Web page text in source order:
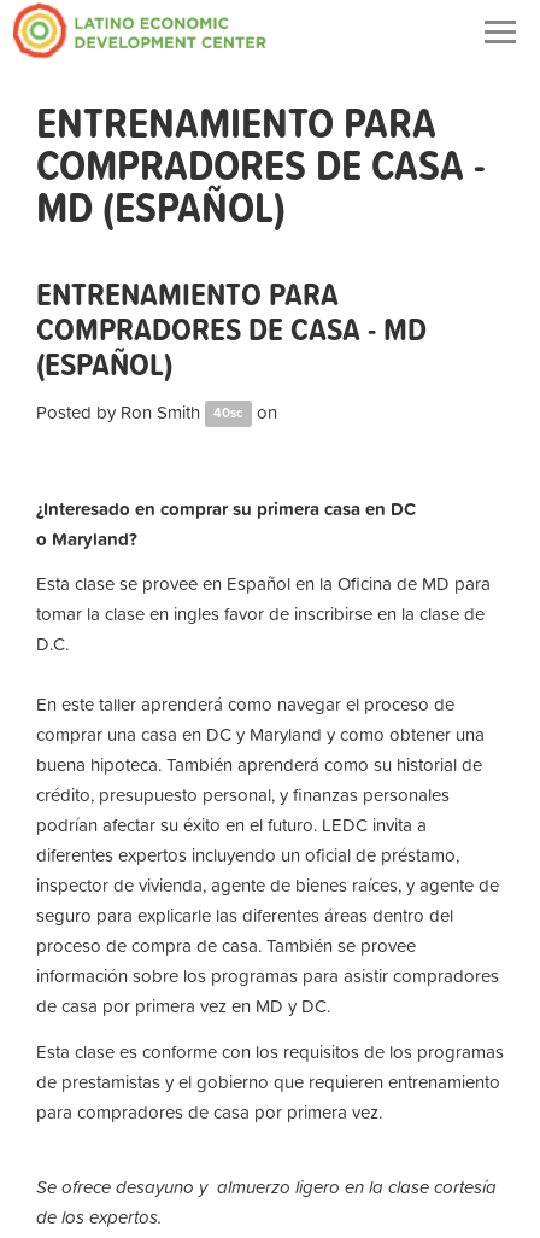
ENTRENAMIENTO PARA
COMPRADORES DE CASA -
MD (ESPAÑOL)
ENTRENAMIENTO PARA
COMPRADORES DE CASA - MD
(ESPAÑOL)
Posted by Ron Smith 40sc on
¿Interesado en comprar su primera casa en DC
o Maryland?
Esta clase se provee en Español en la Oficina de MD para
tomar la clase en ingles favor de inscribirse en la clase de
D.C.
En este taller aprenderá como navegar el proceso de
comprar una casa en DC y Maryland y como obtener una
buena hipoteca. También aprenderá como su historial de
crédito, presupuesto personal, y finanzas personales
podrían afectar su éxito en el futuro. LEDC invita a
diferentes expertos incluyendo un oficial de préstamo,
inspector de vivienda, agente de bienes raíces, y agente de
seguro para explicarle las diferentes áreas dentro del
proceso de compra de casa. También se provee
información sobre los programas para asistir compradores
de casa por primera vez en MD y DC.
Esta clase es conforme con los requisitos de los programas
de prestamistas y el gobierno que requieren entrenamiento
para compradores de casa por primera vez.
Se ofrece desayuno y almuerzo ligero en la clase cortesía
de los expertos.